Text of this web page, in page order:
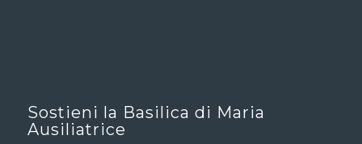
Sostieni la Basilica di Maria
Ausiliatrice